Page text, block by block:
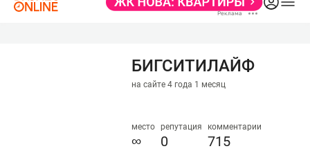
БИГСИТИЛАЙФ
на сайте 4 года 1 месяц
место
∞
репутация
0
комментарии
715